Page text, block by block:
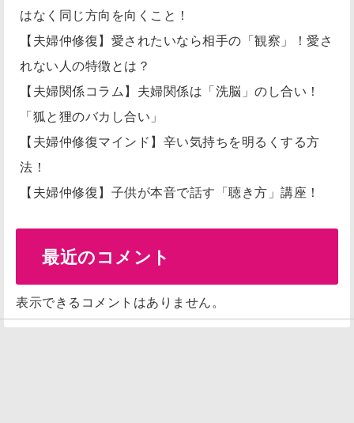
はなく同じ方向を向くこと！
【夫婦仲修復】愛されたいなら相手の「観察」！愛さ
れない人の特徴とは？
【夫婦関係コラム】夫婦関係は「洗脳」のし合い！
「狐と狸のバカし合い」
【夫婦仲修復マインド】辛い気持ちを明るくする方
法！
【夫婦仲修復】子供が本音で話す「聴き方」講座！
最近のコメント
表示できるコメントはありません。